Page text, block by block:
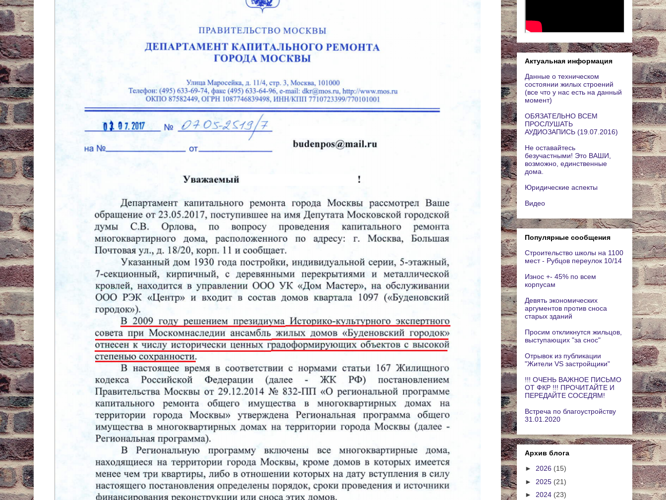
Актуальная информация
Данные о техническом
состоянии жилых строений
(все что у нас есть на данный
момент)
ОБЯЗАТЕЛЬНО ВСЕМ
ПРОСЛУШАТЬ
АУДИОЗАПИСЬ (19.07.2016)
Не оставайтесь
безучастными! Это ВАШИ,
возможно, единственные
дома.
Юридические аспекты
Видео
Популярные сообщения
Строительство школы на 1100
мест - Рубцов переулок 10/14
Износ +- 45% по всем
корпусам
Девять экономических
аргументов против сноса
старых зданий
Просим откликнутся жильцов,
выступающих "за снос"
Отрывок из публикации
"Жители VS застройщики"
!!! ОЧЕНЬ ВАЖНОЕ ПИСЬМО
ОТ ФКР !!! ПРОЧИТАЙТЕ И
ПЕРЕДАЙТЕ СОСЕДЯМ!
Встреча по благоустройству
31.01.2020
Архив блога
► 2026 (15)
► 2025 (21)
► 2024 (23)